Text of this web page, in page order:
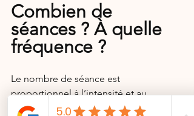
Combien de
séances ? À quelle
fréquence ?
Le nombre de séance est
proportionnel à l’intensité et au
nombre des déséquilibres.